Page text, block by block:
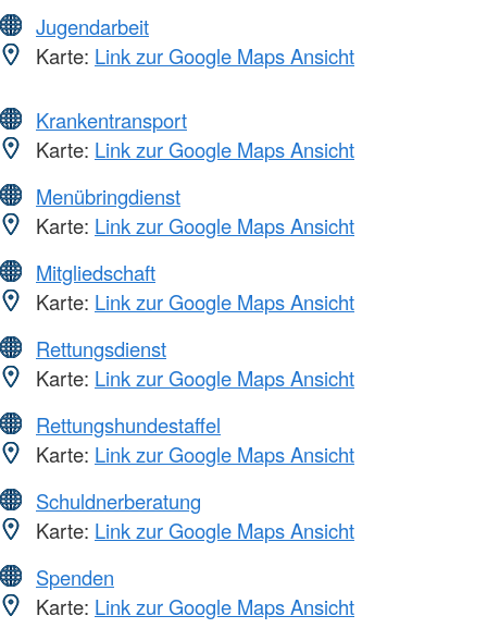
Jugendarbeit
Karte: Link zur Google Maps Ansicht
Krankentransport
Karte: Link zur Google Maps Ansicht
Menübringdienst
Karte: Link zur Google Maps Ansicht
Mitgliedschaft
Karte: Link zur Google Maps Ansicht
Rettungsdienst
Karte: Link zur Google Maps Ansicht
Rettungshundestaffel
Karte: Link zur Google Maps Ansicht
Schuldnerberatung
Karte: Link zur Google Maps Ansicht
Spenden
Karte: Link zur Google Maps Ansicht